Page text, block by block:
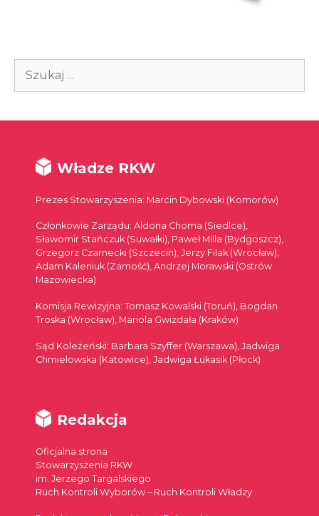
Szukaj:
Władze RKW
Prezes Stowarzyszenia: Marcin Dybowski (Komorów)
Członkowie Zarządu: Aldona Choma (Siedlce),
Sławomir Stańczuk (Suwałki), Paweł Milla (Bydgoszcz),
Grzegorz Czarnecki (Szczecin), Jerzy Filak (Wrocław),
Adam Kaleniuk (Zamość), Andrzej Morawski (Ostrów
Mazowiecka)
Komisja Rewizyjna: Tomasz Kowalski (Toruń), Bogdan
Troska (Wrocław), Mariola Gwizdała (Kraków)
Sąd Koleżeński: Barbara Szyffer (Warszawa), Jadwiga
Chmielowska (Katowice), Jadwiga Łukasik (Płock)
Redakcja
Oficjalna strona
Stowarzyszenia RKW
im. Jerzego Targalskiego
Ruch Kontroli Wyborów – Ruch Kontroli Władzy